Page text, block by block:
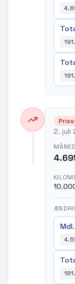
2. juli